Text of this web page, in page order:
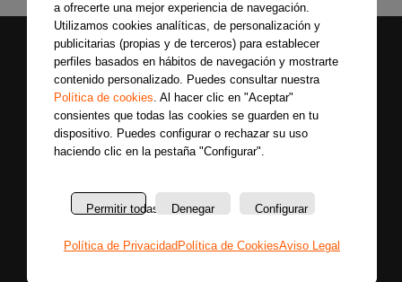
a ofrecerte una mejor experiencia de navegación.
Utilizamos cookies analíticas, de personalización y
publicitarias (propias y de terceros) para establecer
perfiles basados en hábitos de navegación y mostrarte
contenido personalizado. Puedes consultar nuestra
Política de cookies. Al hacer clic en "Aceptar"
consientes que todas las cookies se guarden en tu
dispositivo. Puedes configurar o rechazar su uso
haciendo clic en la pestaña "Configurar".
Permitir todas Denegar Configurar
Política de Privacidad Política de CookiesAviso Legal
Secciones
noticias
Entrevistas
Sobre
La
Política
Únete a nuestras
redes sociales y
entérate primero